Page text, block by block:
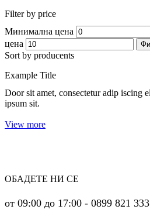
Filter by price
Минимална цена
цена
Sort by producents
Example Title
Door sit amet, consectetur adip iscing
ipsum sit.
View more
ОБАДЕТЕ НИ СЕ
от 09:00 до 17:00 - 0899 821 333